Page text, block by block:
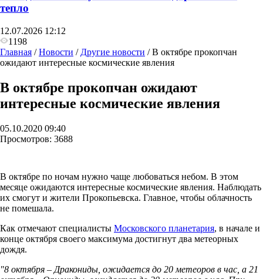
тепло
12.07.2026 12:12
1198
Главная /Новости / Другие новости /В октябре прокопчан
ожидают интересные космические явления
В октябре прокопчан ожидают
интересные космические явления
05.10.2020 09:40
Просмотров: 3688
В октябре по ночам нужно чаще любоваться небом. В этом
месяце ожидаются интересные космические явления. Наблюдать
их смогут и жители Прокопьевска. Главное, чтобы облачность
не помешала.
Как отмечают специалисты Московского планетария, в начале и
конце октября своего максимума достигнут два метеорных
дождя.
"8 октября – Дракониды, ожидается до 20 метеоров в час, а 21